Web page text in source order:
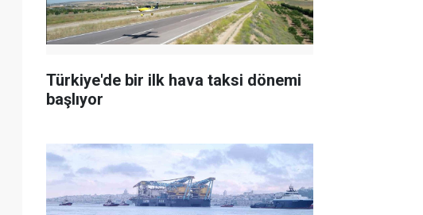
Türkiye'de bir ilk hava taksi dönemi
başlıyor